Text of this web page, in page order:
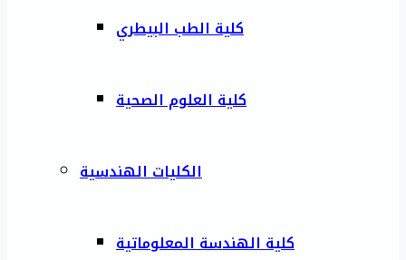
كلية الطب البيطري
كلية العلوم الصحية
الكليات الهندسية
كلية الهندسة المعلوماتية